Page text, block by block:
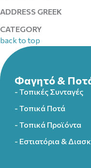
ADDRESS GREEK
CATEGORY
back to top
Φαγητό &
- Τοπικές Συνταγές
- Τοπικά Ποτά
- Τοπικά Προϊόντα
- Εστιατόρια &